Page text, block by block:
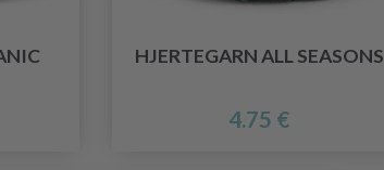
HJERTEGARN ALL SEASONS
4.75 €